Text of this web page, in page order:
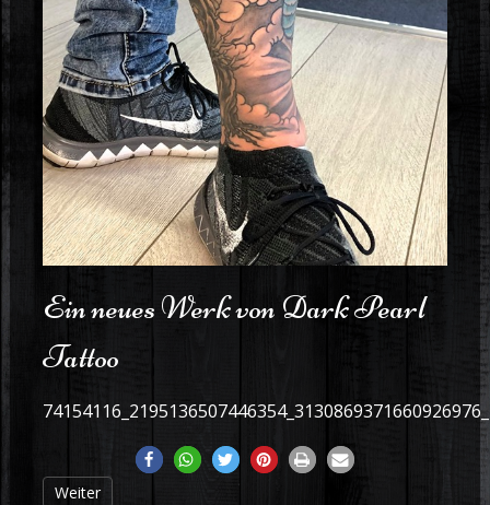
Ein neues Werk von Dark Pearl
Tattoo
Weiter